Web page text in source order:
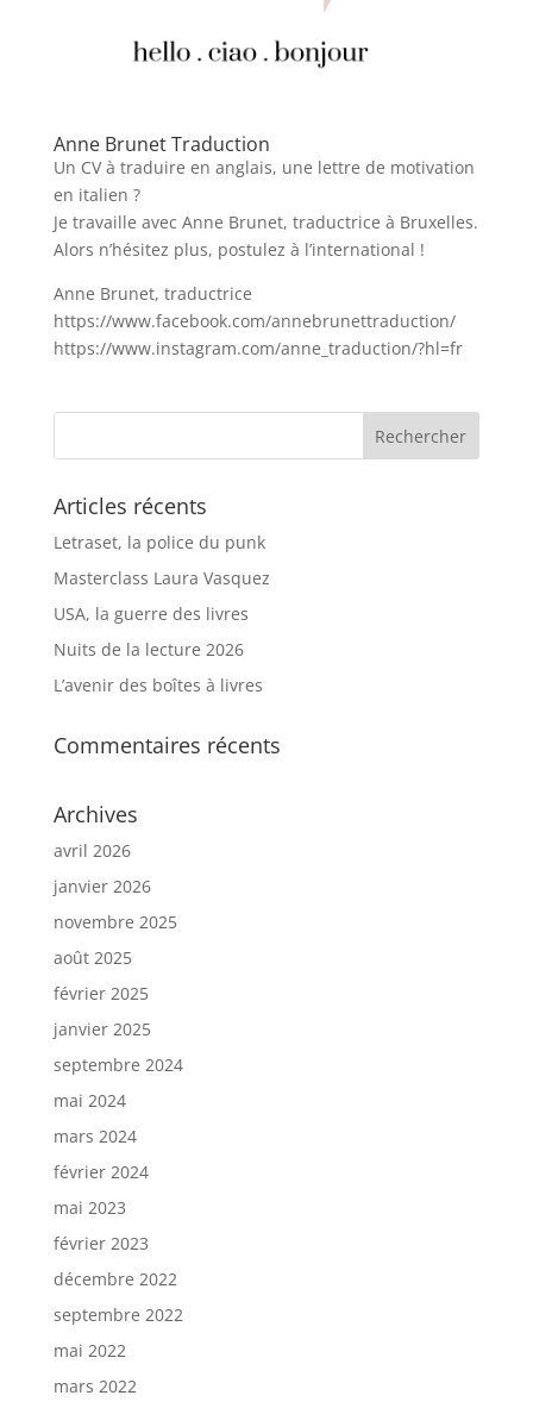
Anne Brunet Traduction
Un CV à traduire en anglais, une lettre de motivation
en italien ?
Je travaille avec Anne Brunet, traductrice à Bruxelles.
Alors n’hésitez plus, postulez à l’international !
Anne Brunet, traductrice
https://www.facebook.com/annebrunettraduction/
https://www.instagram.com/anne_traduction/?hl=fr
Articles récents
Letraset, la police du punk
Masterclass Laura Vasquez
USA, la guerre des livres
Nuits de la lecture 2026
L’avenir des boîtes à livres
Commentaires récents
Archives
avril 2026
janvier 2026
novembre 2025
août 2025
février 2025
janvier 2025
septembre 2024
mai 2024
mars 2024
février 2024
mai 2023
février 2023
décembre 2022
septembre 2022
mai 2022
mars 2022